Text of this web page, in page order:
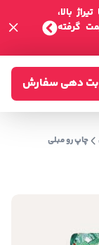
بالا،
گرفته
دهی سفارش
چاپ رو مبلی